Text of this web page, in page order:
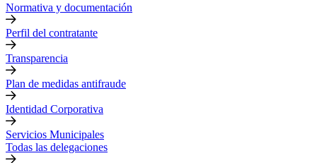
Normativa y documentación
Perfil del contratante
Transparencia
Plan de medidas antifraude
Identidad Corporativa
Servicios Municipales
Todas las delegaciones